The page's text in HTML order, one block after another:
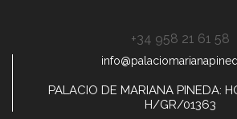
+34 958 21 61 58
PALACIO DE MARIANA PINEDA:
H/GR/01363